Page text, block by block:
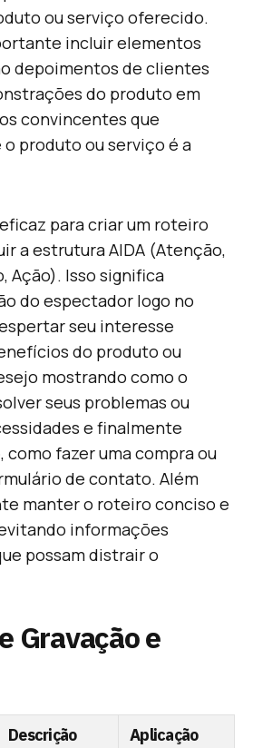
ou serviço oferecido.
incluir elementos
depoimentos de clientes
do produto em
convincentes que
produto ou serviço é a
para criar um roteiro
a estrutura AIDA (Atenção,
Ação). Isso significa
do espectador logo no
seu interesse
do produto ou
mostrando como o
seus problemas ou
e finalmente
como fazer uma compra ou
de contato. Além
manter o roteiro conciso e
informações
possam distrair o
Gravação e
Descrição Aplicação